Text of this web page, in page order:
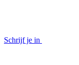
Schrijf je in